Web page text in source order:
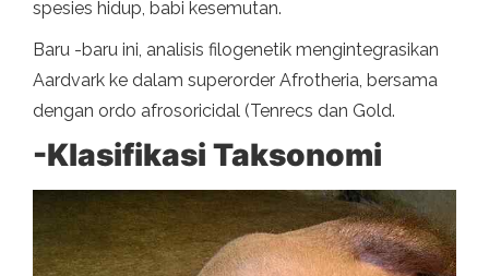
spesies hidup, babi kesemutan.
Baru -baru ini, analisis filogenetik mengintegrasikan
Aardvark ke dalam superorder Afrotheria, bersama
dengan ordo afrosoricidal (Tenrecs dan Gold.
-Klasifikasi Taksonomi